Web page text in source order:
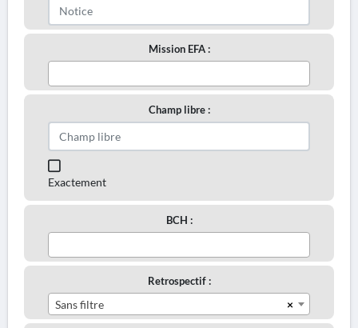
Mission EFA :
Champ libre :
Exactement
BCH :
Retrospectif :
×
Sans filtre